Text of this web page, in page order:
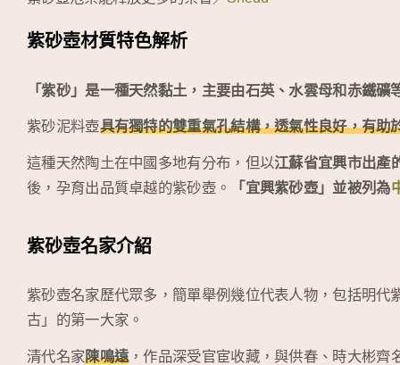
紫砂壺材質特色解析
「紫砂」是一種天然黏土，主要由石英、水雲母和赤鐵
紫砂泥料壺具有獨特的雙重氣孔結構，透氣性良好，有助
這種天然陶土在中國多地有分布，但以江蘇省宜興市出產
後，孕育出品質卓越的紫砂壺。
「宜興紫砂壺」並被列為
紫砂壺名家介紹
紫砂壺名家歷代眾多，簡單舉例幾位代表人物，包括明代
古」的第一大家。
清代名家陳鳴遠 ，作品深受官宦收藏，與供春、時大彬齊